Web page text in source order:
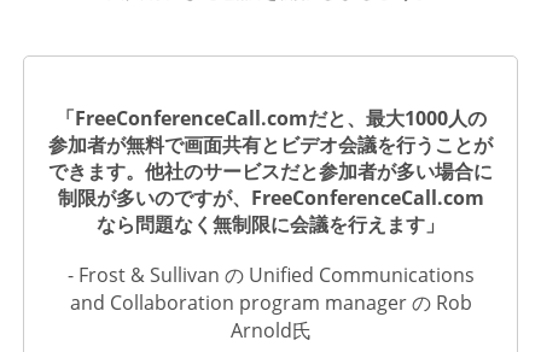
「FreeConferenceCall.comだと、最大1000人の
参加者が無料で画面共有とビデオ会議を行うことが
できます。他社のサービスだと参加者が多い場合に
制限が多いのですが、FreeConferenceCall.com
なら問題なく無制限に会議を行えます」
- Frost & Sullivan の Unified Communications
and Collaboration program manager の Rob
Arnold氏